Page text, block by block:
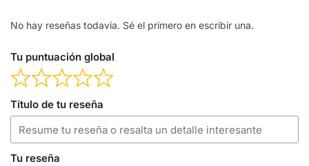
No hay reseñas todavía. Sé el primero en escribir una.
Tu puntuación global
Título de tu reseña
Tu reseña